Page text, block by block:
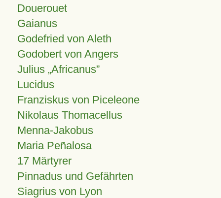
Douerouet
Gaianus
Godefried von Aleth
Godobert von Angers
Julius Africanus
Lucidus
Franziskus von Piceleone
Nikolaus Thomacellus
Menna-Jakobus
Maria Peñalosa
17 Märtyrer
Pinnadus und Gefährten
Siagrius von Lyon